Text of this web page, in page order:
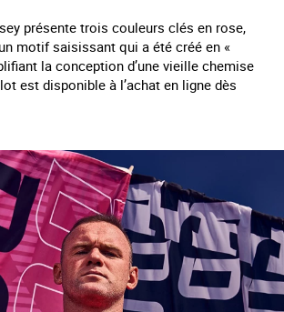
présente trois couleurs clés en rose,
motif saisissant qui a été créé en «
la conception d’une vieille chemise
est disponible à l’achat en ligne dès